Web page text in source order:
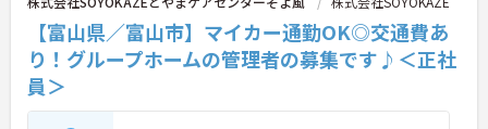
来的にはマネジメント層へのキャリアアップも目指
せるため、安定した基盤のもとで長期的な成長が期
待できます。
★おすすめPOINT★
【富山県／富山市】マイカー通勤OK◎交通費あ
り！グループホームの管理者の募集です♪＜正社
員＞